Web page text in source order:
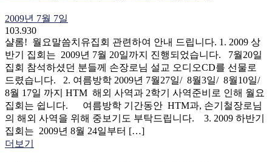
2009년 7월 7일
103.930
샬롬! 월요말씀치유집회 관련하여 안내 드립니다. 1. 2009 상
반기 집회는 2009년 7월 20일까지 진행되었습니다. 7월20일
집회 참석하셨던 분들께 손장로님 설교 오디오CD를 선물로
드렸습니다. 2. 여름방학 2009년 7월27일/ 8월3일/ 8월10일/
8월 17일 까지 HTM 해외 사역과 2학기 사역준비로 인해 월요
집회는 쉽니다. 여름방학 기간동안 HTM과, 손기철장로님
의 해외 사역을 위해 중보기도 부탁드립니다. 3. 2009 하반기
집회는 2009년 8월 24일부터 […]
더보기